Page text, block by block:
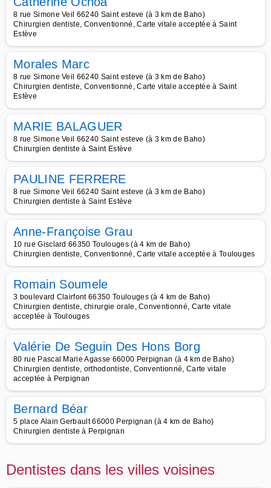
8 rue Simone Veil 66240 Saint esteve (à 3 km de Baho)
Chirurgien dentiste, Conventionné, Carte vitale acceptée à Saint
Estève
Morales Marc
8 rue Simone Veil 66240 Saint esteve (à 3 km de Baho)
Chirurgien dentiste, Conventionné, Carte vitale acceptée à Saint
Estève
MARIE BALAGUER
8 rue Simone Veil 66240 Saint esteve (à 3 km de Baho)
Chirurgien dentiste à Saint Estève
PAULINE FERRERE
8 rue Simone Veil 66240 Saint esteve (à 3 km de Baho)
Chirurgien dentiste à Saint Estève
Anne-Françoise Grau
10 rue Gisclard 66350 Toulouges (à 4 km de Baho)
Chirurgien dentiste, Conventionné, Carte vitale acceptée à Toulouges
Romain Soumele
3 boulevard Clairfont 66350 Toulouges (à 4 km de Baho)
Chirurgien dentiste, chirurgie orale, Conventionné, Carte vitale
acceptée à Toulouges
Valérie De Seguin Des Hons Borg
80 rue Pascal Marie Agasse 66000 Perpignan (à 4 km de Baho)
Chirurgien dentiste, orthodontiste, Conventionné, Carte vitale
acceptée à Perpignan
Bernard Béar
5 place Alain Gerbault 66000 Perpignan (à 4 km de Baho)
Chirurgien dentiste à Perpignan
Dentistes dans les villes voisines